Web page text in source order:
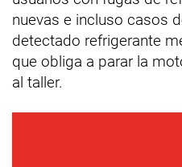
nuevas e incluso casos
detectado refrigerante
que obliga a parar la
al taller.